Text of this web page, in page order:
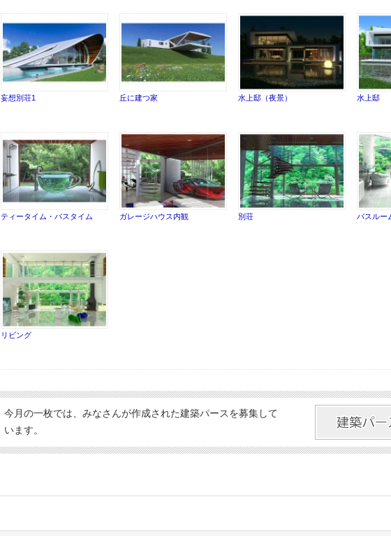
妄想別荘1 丘に建つ家 水上邸（夜景） 水上邸
ティータイム・バスタイム ガレージハウス内観 別荘 バスルー
リビング
今月の一枚では、みなさんが作成された建築パースを募集して
います。